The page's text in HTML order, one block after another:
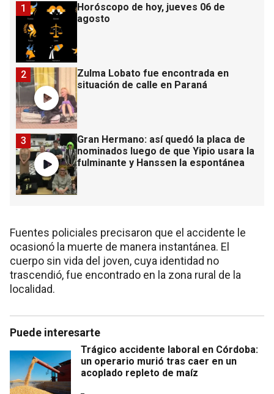
Horóscopo de hoy, jueves 06 de
agosto
1
Zulma Lobato fue encontrada en
situación de calle en Paraná
2
Gran Hermano: así quedó la placa de
nominados luego de que Yipio usara la
fulminante y Hanssen la espontánea
3
Fuentes policiales precisaron que el accidente le
ocasionó la muerte de manera instantánea. El
cuerpo sin vida del joven, cuya identidad no
trascendió, fue encontrado en la zona rural de la
localidad.
Puede interesarte
Trágico accidente laboral en Córdoba:
un operario murió tras caer en un
acoplado repleto de maíz